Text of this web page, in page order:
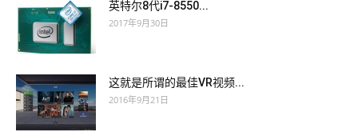
英特尔8代i7-8550...
2017年9月30日
这就是所谓的最佳VR视频...
2016年9月21日